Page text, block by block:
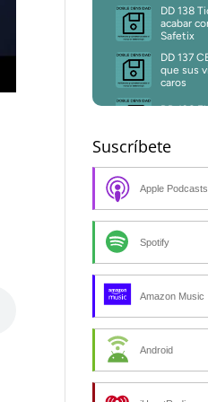
Suscríbete
Apple Podcasts
Spotify
Amazon Music
Android